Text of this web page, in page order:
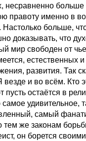
несравненно больше
правоту именно в
Настолько больше,
доказывать, что
мир свободен от
естественных
развития. Так
и во всём. Кто
пусть остаётся в
самое удивительное,
самый
тем же законам
он борется